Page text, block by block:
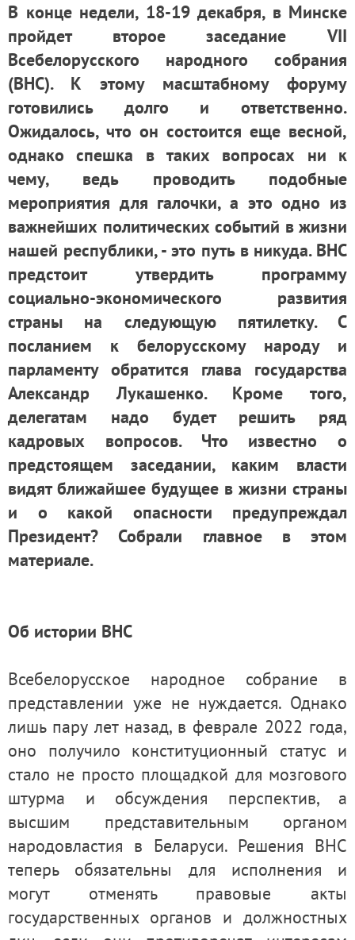
В конце недели, 18-19 декабря, в Минске
пройдет второе заседание VII
Всебелорусского народного собрания
(ВНС). К этому масштабному форуму
готовились долго и ответственно.
Ожидалось, что он состоится еще весной,
однако спешка в таких вопросах ни к
чему, ведь проводить подобные
мероприятия для галочки, а это одно из
важнейших политических событий в жизни
нашей республики, - это путь в никуда. ВНС
предстоит утвердить программу
социально-экономического развития
страны на следующую пятилетку. С
посланием к белорусскому народу и
парламенту обратится глава государства
Александр Лукашенко. Кроме того,
делегатам надо будет решить ряд
кадровых вопросов. Что известно о
предстоящем заседании, каким власти
видят ближайшее будущее в жизни страны
и о какой опасности предупреждал
Президент? Собрали главное в этом
материале.
Об истории ВНС
Всебелорусское народное собрание в
представлении уже не нуждается. Однако
лишь пару лет назад, в феврале 2022 года,
оно получило конституционный статус и
стало не просто площадкой для мозгового
штурма и обсуждения перспектив, а
высшим представительным органом
народовластия в Беларуси. Решения ВНС
теперь обязательны для исполнения и
могут отменять правовые акты
государственных органов и должностных